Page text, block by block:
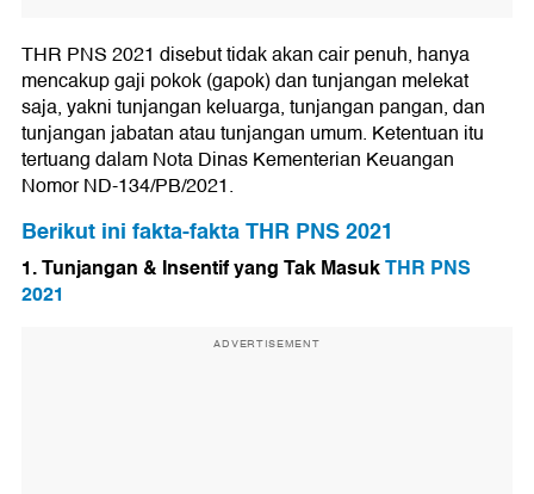
THR PNS 2021 disebut tidak akan cair penuh, hanya
mencakup gaji pokok (gapok) dan tunjangan melekat
saja, yakni tunjangan keluarga, tunjangan pangan, dan
tunjangan jabatan atau tunjangan umum. Ketentuan itu
tertuang dalam Nota Dinas Kementerian Keuangan
Nomor ND-134/PB/2021.
Berikut ini fakta-fakta THR PNS 2021
1.Tunjangan & Insentif yang Tak MasukTHR PNS
2021
ADVERTISEMENT